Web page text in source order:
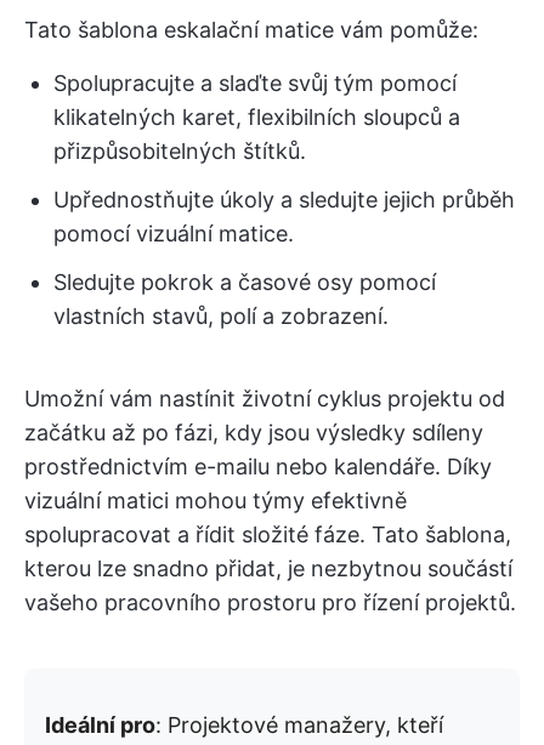
Tato šablona eskalační matice vám pomůže:
Spolupracujte a slaďte svůj tým pomocí
klikatelných karet, flexibilních sloupců a
přizpůsobitelných štítků.
Upřednostňujte úkoly a sledujte jejich průběh
pomocí vizuální matice.
Sledujte pokrok a časové osy pomocí
vlastních stavů, polí a zobrazení.
Umožní vám nastínit životní cyklus projektu od
začátku až po fázi, kdy jsou výsledky sdíleny
prostřednictvím e-mailu nebo kalendáře. Díky
vizuální matici mohou týmy efektivně
spolupracovat a řídit složité fáze. Tato šablona,
kterou lze snadno přidat, je nezbytnou součástí
vašeho pracovního prostoru pro řízení projektů.
Ideální pro: Projektové manažery, kteří